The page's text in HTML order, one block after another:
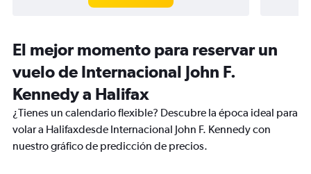
El mejor momento para reservar un
vuelo de Internacional John F.
Kennedy a Halifax
¿Tienes un calendario flexible? Descubre la época ideal para
volar a Halifaxdesde Internacional John F. Kennedy con
nuestro gráfico de predicción de precios.